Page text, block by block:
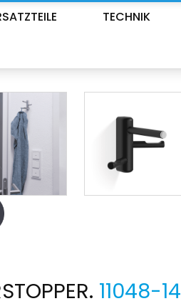
TECHNIK
11048-14